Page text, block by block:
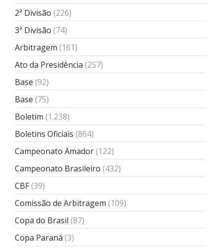
2ª Divisão (226)
3ª Divisão (74)
Arbitragem (161)
Ato da Presidência (257)
Base (92)
Base (75)
Boletim (1.238)
Boletins Oficiais (864)
Campeonato Amador(122)
Campeonato Brasileiro (432)
CBF(39)
Comissão de Arbitragem (109)
Copa do Brasil (87)
Copa Paraná (3)